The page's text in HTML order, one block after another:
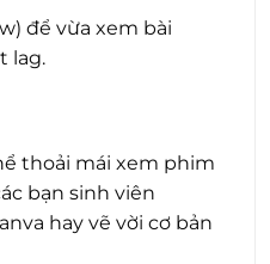
để vừa xem bài
lag.
thoải mái xem phim
bạn sinh viên
hay vẽ vời cơ bản